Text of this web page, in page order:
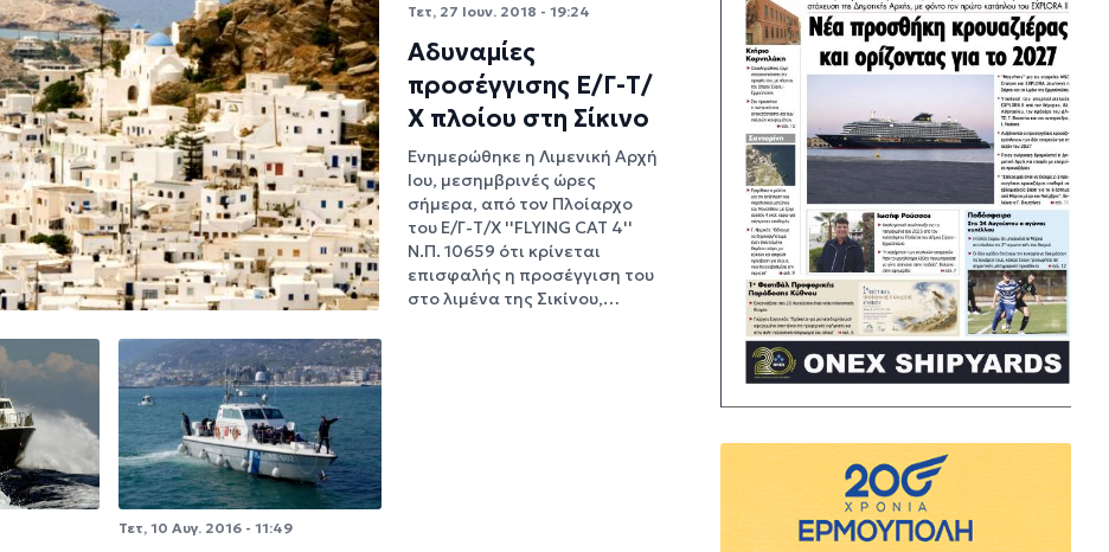
Τετ, 27 Ιουν. 2018 - 19:24
Αδυναμίες
προσέγγισης Ε/Γ-Τ/
Χ πλοίου στη Σίκινο
Ενημερώθηκε η Λιμενική Αρχή
Ίου, μεσημβρινές ώρες
σήμερα, από τον Πλοίαρχο
του Ε/Γ-Τ/Χ ''FLYING CAT 4''
N.Π. 10659 ότι κρίνεται
επισφαλής η προσέγγιση του
στο λιμένα της Σικίνου,…
Τετ, 10 Αυγ. 2016 - 11:49